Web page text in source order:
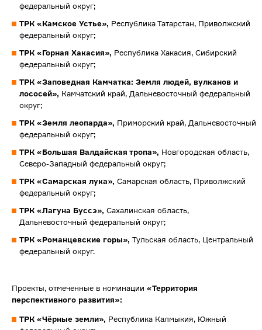
федеральный округ;
ТРК «Камское Устье», Республика Татарстан, Приволжский
федеральный округ;
ТРК «Горная Хакасия», Республика Хакасия, Сибирский
федеральный округ;
ТРК «Заповедная Камчатка: Земля людей, вулканов и
лососей», Камчатский край, Дальневосточный федеральный
округ;
ТРК «Земля леопарда», Приморский край, Дальневосточный
федеральный округ;
ТРК «Большая Валдайская тропа», Новгородская область,
Северо-Западный федеральный округ;
ТРК «Самарская лука», Самарская область, Приволжский
федеральный округ;
ТРК «Лагуна Буссэ», Сахалинская область,
Дальневосточный федеральный округ;
ТРК «Романцевские горы», Тульская область, Центральный
федеральный округ.
Проекты, отмеченные в номинации «Территория
перспективного развития»:
ТРК «Чёрные земли», Республика Калмыкия, Южный